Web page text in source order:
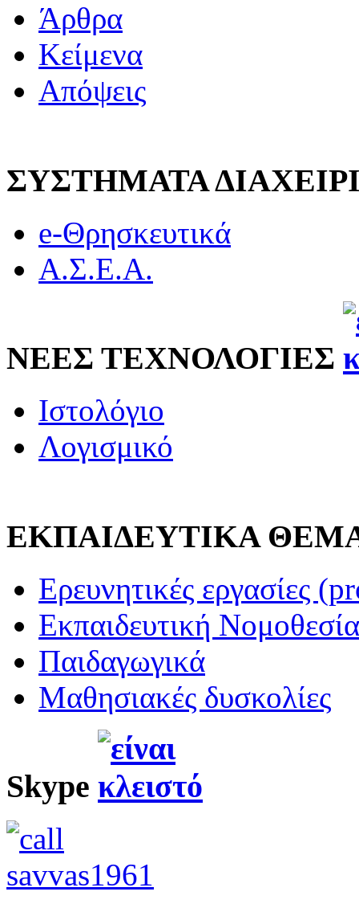
Άρθρα
Κείμενα
Απόψεις
ΣΥΣΤΗΜΑΤΑ
e-Θρησκευτικά
Α.Σ.Ε.Α.
ΝΕΕΣ ΤΕΧΝΟΛΟΓΙΕΣ
Ιστολόγιο
Λογισμικό
ΕΚΠΑΙΔΕΥΤΙΚΑ
Ερευνητικές εργασίες
Εκπαιδευτική Νομοθεσία
Παιδαγωγικά
Μαθησιακές δυσκολίες
Skype